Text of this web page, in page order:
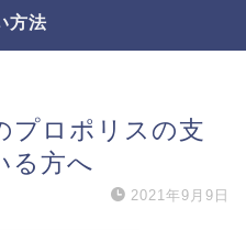
方法
プロポリスの支
る方へ
2021年9月9日